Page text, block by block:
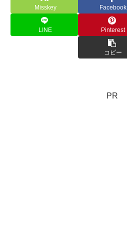
Misskey Facebook
LINE Pinterest
コピー
PR